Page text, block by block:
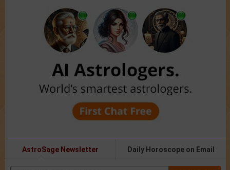
AstroSage Newsletter Daily Horoscope on Email